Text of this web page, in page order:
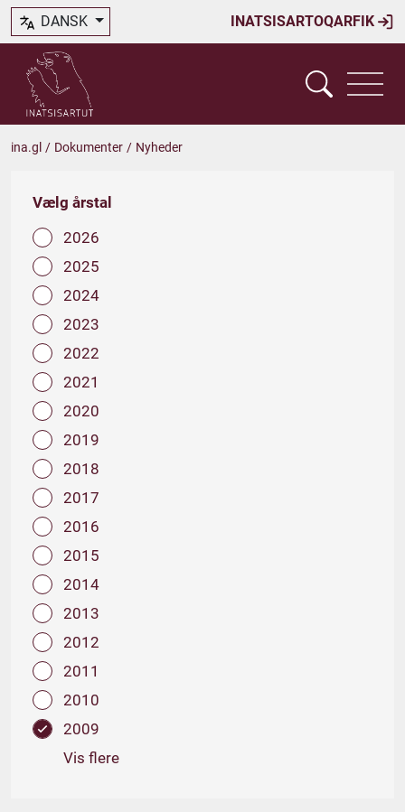
INATSISARTOQARFIK
DANSK
ina.gl / Dokumenter / Nyheder
Vælg årstal
2026
2025
2024
2023
2022
2021
2020
2019
2018
2017
2016
2015
2014
2013
2012
2011
2010
2009
Vis flere